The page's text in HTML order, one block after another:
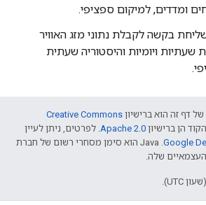
ומדדים, למיקום ספציפי.
בקשה לקבלת נתוני מזג האוויר
שעתיות ויומיות והיסטוריה שעתית
דף זה הוא ברישיון Creative Commons
הן ברישיון Apache 2.0. לפרטים, ניתן לעיין
.‏ Java הוא סימן מסחרי רשום של חברת